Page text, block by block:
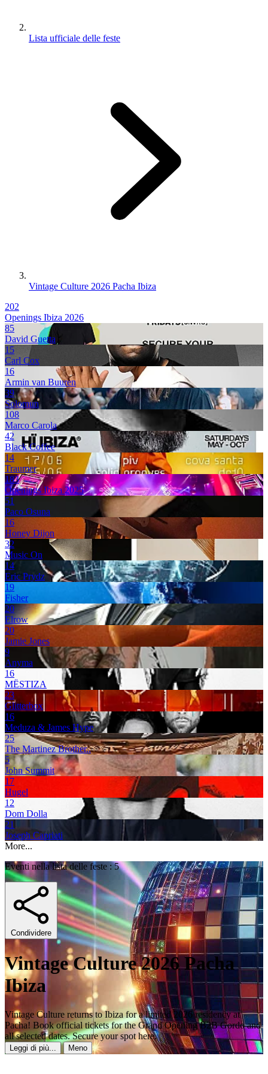
Lista ufficiale delle feste
Vintage Culture 2026 Pacha Ibiza
202
Openings Ibiza 2026
85
David Guetta
15
Carl Cox
16
Armin van Buuren
39
Solomun
108
Marco Carola
42
Black Coffee
14
Traumer
183
Openings Ibiza 2025
51
Paco Osuna
16
Honey Dijon
32
Music On
14
Eric Prydz
19
Fisher
20
Elrow
20
Jamie Jones
9
Anyma
16
MËSTIZA
23
Glitterbox
16
Meduza & James Hype
25
The Martinez Brother..
5
John Summit
17
Hugel
12
Dom Dolla
21
Joseph Capriati
More...
Eventi nella lista delle feste : 5
Condividere
Vintage Culture 2026 Pacha
Ibiza
Vintage Culture returns to Ibiza for a limited 2026 residency at
Pacha! Book official tickets for the Grand Opening B2B Gordo and
all selected dates. Secure your spot here.
Leggi di più... Meno